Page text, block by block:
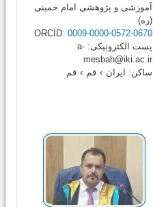
آموزشی و پژوهشی امام خمینی
(ره)
ORCID: 0009-0000-0572-0670
پست الکترونیکی:a-
mesbah@iki.ac.ir
ساکن: ایران › قم › قم